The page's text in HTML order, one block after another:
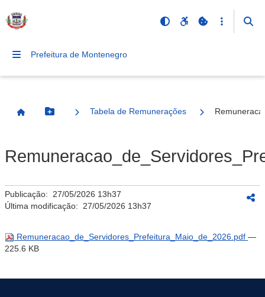
Prefeitura de Montenegro
Página InicialBotão Menu
Tabela de Remunerações
Publicação: 27/05/2026 13h37
Última modificação: 27/05/2026 13h37
Remuneracao_de_Servidores_Prefeitura_Maio_de_2026.pdf —
225.6 KB